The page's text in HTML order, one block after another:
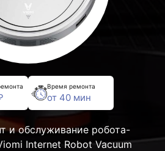
Время ремонта
от 40 мин
и обслуживание робота-
Internet Robot Vacuum